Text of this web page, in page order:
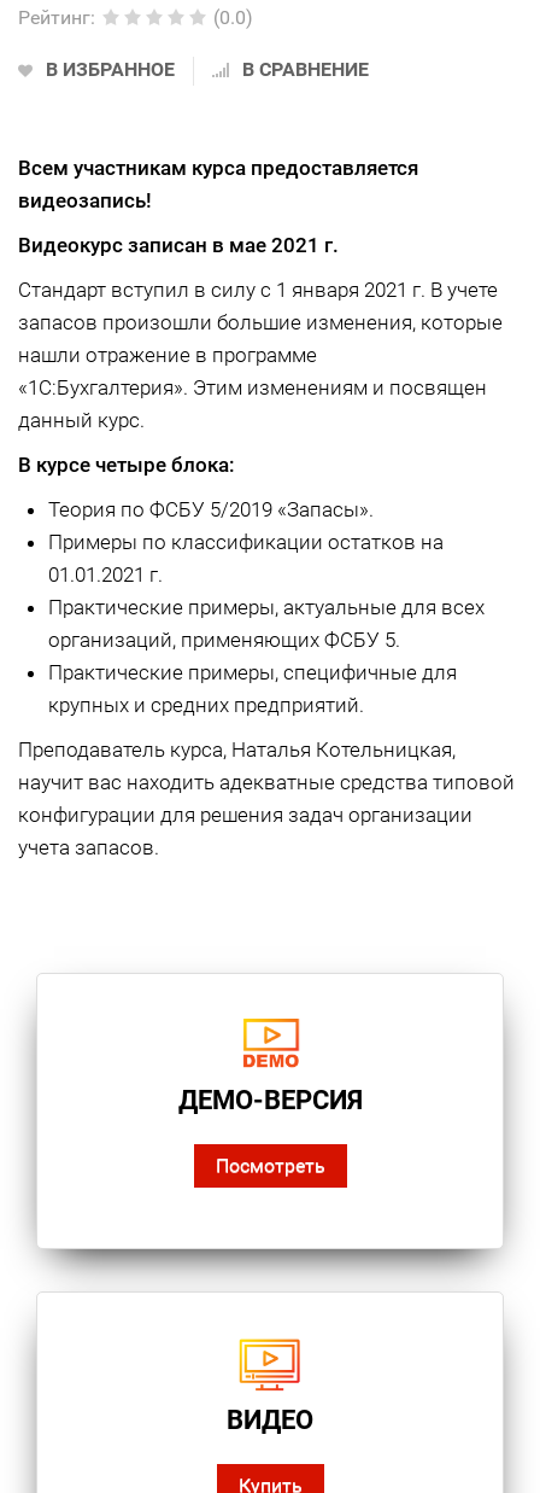
Рейтинг: (0.0)
В ИЗБРАННОЕ В СРАВНЕНИЕ
Всем участникам курса предоставляется
видеозапись!
Видеокурс записан в мае 2021 г.
Стандарт вступил в силу с 1 января 2021 г. В учете
запасов произошли большие изменения, которые
нашли отражение в программе
«1С:Бухгалтерия». Этим изменениям и посвящен
данный курс.
В курсе четыре блока:
Теория по ФСБУ 5/2019 «Запасы».
Примеры по классификации остатков на
01.01.2021 г.
Практические примеры, актуальные для всех
организаций, применяющих ФСБУ 5.
Практические примеры, специфичные для
крупных и средних предприятий.
Преподаватель курса, Наталья Котельницкая,
научит вас находить адекватные средства типовой
конфигурации для решения задач организации
учета запасов.
ДЕМО-ВЕРСИЯ
Посмотреть
ВИДЕО
Купить